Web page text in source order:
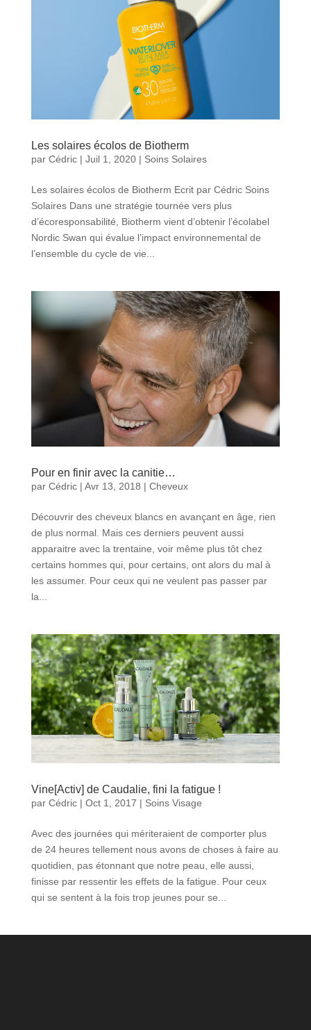
Les solaires écolos de Biotherm
par Cédric| Juil 1, 2020| Soins Solaires
Les solaires écolos de Biotherm Ecrit par Cédric Soins
Solaires Dans une stratégie tournée vers plus
d’écoresponsabilité, Biotherm vient d’obtenir l’écolabel
Nordic Swan qui évalue l’impact environnemental de
l’ensemble du cycle de vie...
Pour en finir avec la canitie…
par Cédric| Avr 13, 2018 | Cheveux
Découvrir des cheveux blancs en avançant en âge, rien
de plus normal. Mais ces derniers peuvent aussi
apparaitre avec la trentaine, voir même plus tôt chez
certains hommes qui, pour certains, ont alors du mal à
les assumer. Pour ceux qui ne veulent pas passer par
la...
Vine[Activ] de Caudalie, fini la fatigue !
par Cédric| Oct 1, 2017 | Soins Visage
Avec des journées qui mériteraient de comporter plus
de 24 heures tellement nous avons de choses à faire au
quotidien, pas étonnant que notre peau, elle aussi,
finisse par ressentir les effets de la fatigue. Pour ceux
qui se sentent à la fois trop jeunes pour se...